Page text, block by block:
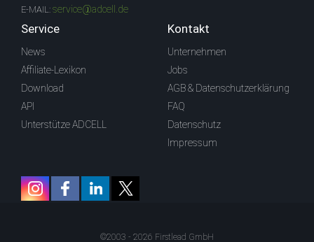
E-MAIL: service@adcell.de
Service
News
Affiliate-Lexikon
Download
API
Unterstütze ADCELL
Kontakt
Unternehmen
Jobs
AGB & Datenschutzerklärung
FAQ
Datenschutz
Impressum
©2003 - 2026 Firstlead GmbH